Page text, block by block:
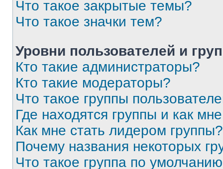
Что такое закрытые темы?
Что такое значки тем?
Уровни пользователей и
Кто такие администраторы?
Кто такие модераторы?
Что такое группы
Где находятся группы и как
Как мне стать лидером группы?
Почему названия некоторых
Что такое группа по